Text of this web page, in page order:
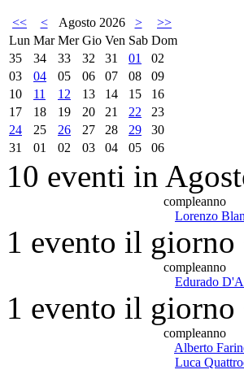
<< < Agosto 2026 >
>>
Lun Mar Mer Gio Ven Sab Dom
35
34 33 32 31 01
02
03
04 05 06 07 08
09
10
11 12 13 14 15
16
17
18 19 20 21 22
23
24
25 26 27 28 29
30
31
01 02 03 04 05 06
10 eventi in
compleanno
Lorenzo
1 evento il
compleanno
Edurado
1 evento il
compleanno
Alberto
Luca